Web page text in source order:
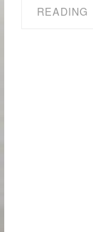
READING